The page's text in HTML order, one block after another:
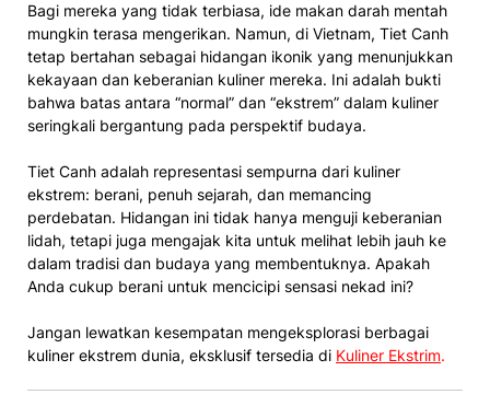
Bagi mereka yang tidak terbiasa, ide makan darah mentah
mungkin terasa mengerikan. Namun, di Vietnam, Tiet Canh
tetap bertahan sebagai hidangan ikonik yang menunjukkan
kekayaan dan keberanian kuliner mereka. Ini adalah bukti
bahwa batas antara “normal” dan “ekstrem” dalam kuliner
seringkali bergantung pada perspektif budaya.
Tiet Canh adalah representasi sempurna dari kuliner
ekstrem: berani, penuh sejarah, dan memancing
perdebatan. Hidangan ini tidak hanya menguji keberanian
lidah, tetapi juga mengajak kita untuk melihat lebih jauh ke
dalam tradisi dan budaya yang membentuknya. Apakah
Anda cukup berani untuk mencicipi sensasi nekad ini?
Jangan lewatkan kesempatan mengeksplorasi berbagai
kuliner ekstrem dunia, eksklusif tersedia di Kuliner Ekstrim.